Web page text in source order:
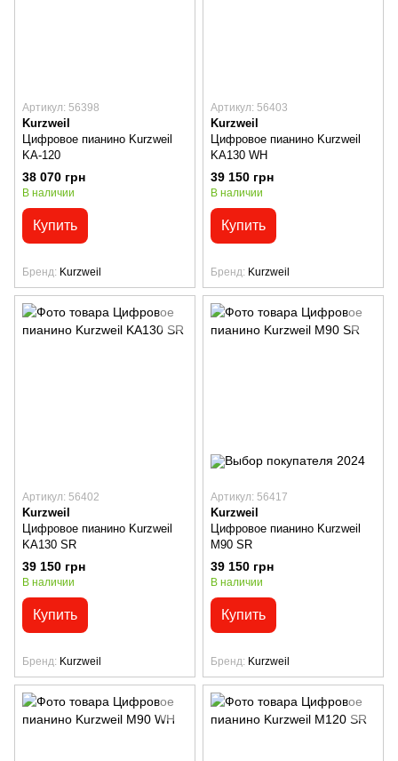
Артикул: 56398
Kurzweil
Цифровое пианино Kurzweil
KA-120
38 070 грн
В наличии
Купить
Бренд Kurzweil
Артикул: 56403
Kurzweil
Цифровое пианино Kurzweil
KA130 WH
39 150 грн
В наличии
Купить
Бренд Kurzweil
Артикул: 56402
Kurzweil
Цифровое пианино Kurzweil
KA130 SR
39 150 грн
В наличии
Купить
Бренд Kurzweil
Артикул: 56417
Kurzweil
Цифровое пианино Kurzweil
M90 SR
39 150 грн
В наличии
Купить
Бренд Kurzweil